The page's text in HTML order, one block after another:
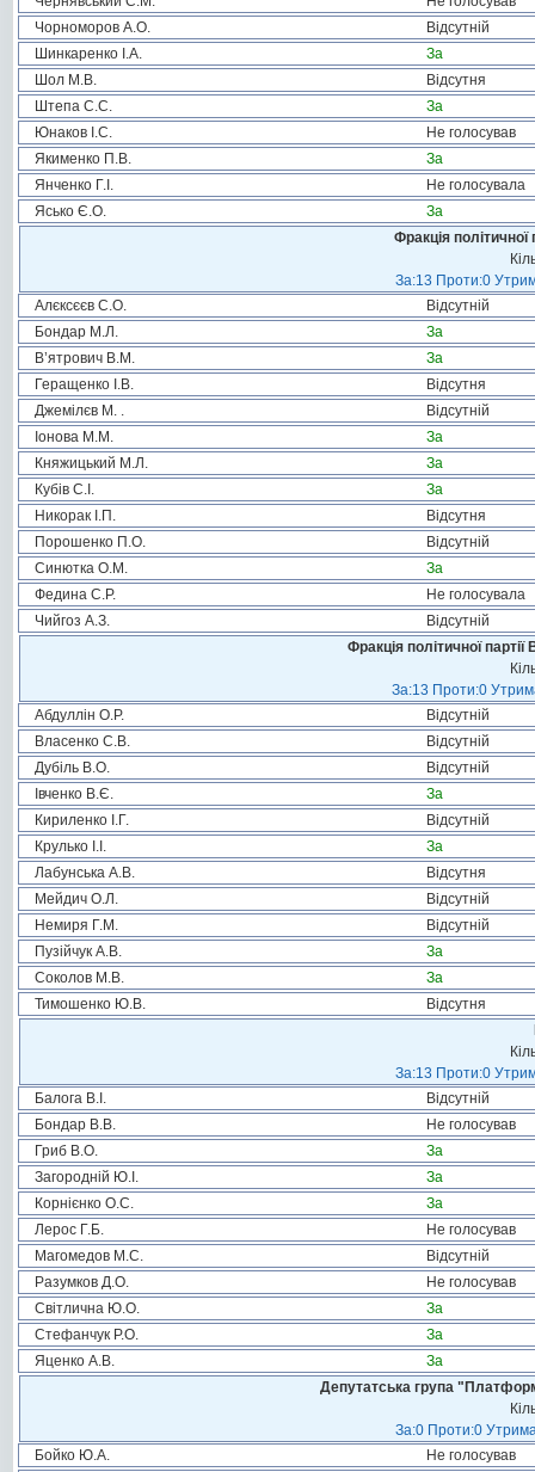
Чорноморов А.О.
Відсутній
Шинкаренко І.А.
За
Шол М.В.
Відсутня
Штепа С.С.
За
Юнаков І.С.
Не голосував
Якименко П.В.
За
Янченко Г.І.
Не голосувала
Ясько Є.О.
За
Фракція
За:13 Проти:0
Алєксєєв С.О.
Відсутній
Бондар М.Л.
За
В’ятрович В.М.
За
Геращенко І.В.
Відсутня
Джемілєв М. .
Відсутній
Іонова М.М.
За
Княжицький М.Л.
За
Кубів С.І.
За
Никорак І.П.
Відсутня
Порошенко П.О.
Відсутній
Синютка О.М.
За
Федина С.Р.
Не голосувала
Чийгоз А.З.
Відсутній
Фракція політичної
За:13 Проти:0
Абдуллін О.Р.
Відсутній
Власенко С.В.
Відсутній
Дубіль В.О.
Відсутній
Івченко В.Є.
За
Кириленко І.Г.
Відсутній
Крулько І.І.
За
Лабунська А.В.
Відсутня
Мейдич О.Л.
Відсутній
Немиря Г.М.
Відсутній
Пузійчук А.В.
За
Соколов М.В.
За
Тимошенко Ю.В.
Відсутня
За:13 Проти:0
Балога В.І.
Відсутній
Бондар В.В.
Не голосував
Гриб В.О.
За
Загородній Ю.І.
За
Корнієнко О.С.
За
Лерос Г.Б.
Не голосував
Магомедов М.С.
Відсутній
Разумков Д.О.
Не голосував
Світлична Ю.О.
За
Стефанчук Р.О.
За
Яценко А.В.
За
Депутатська група
За:0 Проти:0
Бойко Ю.А.
Не голосував